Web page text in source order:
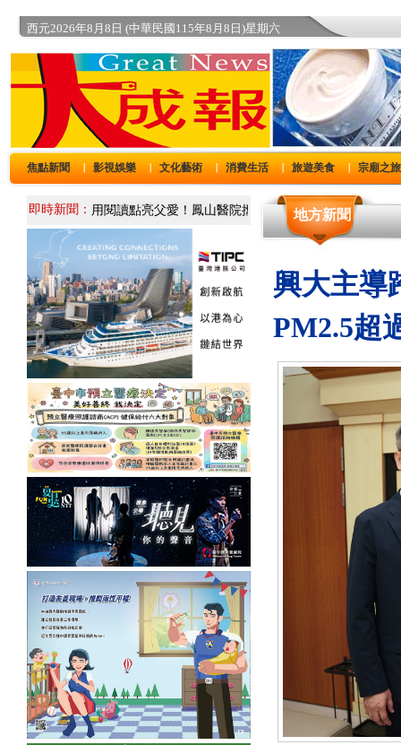
西元2026年8月8日 (中華民國115年8月8日)星期六
焦點新聞 影視娛樂 文化藝術 消費生活 旅遊美食 宗廟之旅
即時新聞： 地方新聞
興大主導
PM2.5超